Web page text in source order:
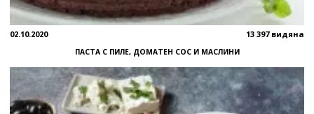
02.10.2020 13 397 видяна
ПАСТА С ПИЛЕ, ДОМАТЕН СОС И МАСЛИНИ